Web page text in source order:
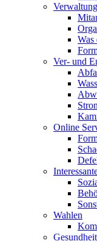
Verwaltung
Was
Ver- und
Online
Wahlen